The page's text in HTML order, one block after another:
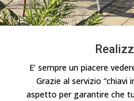
E’ sempre un piacere
Grazie al servizio
aspetto per garantire che